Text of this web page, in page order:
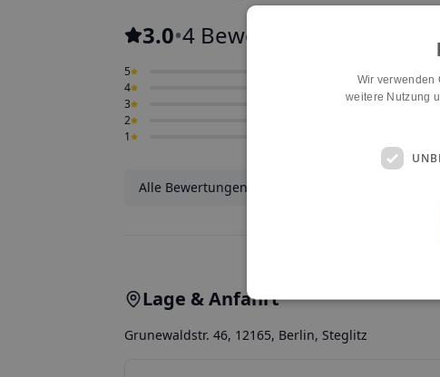
3.0•4 Bewertungen
5
4
3
2
1
Alle Bewertungen ansehen
Lage & Anfahrt
Grunewaldstr. 46, 12165, Berlin, Steglitz
Wir verwenden
weitere Nutzung